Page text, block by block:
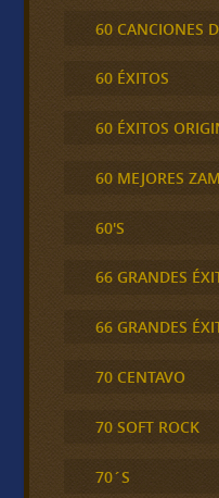
60 CANCIONES
60 ÉXITOS
60 ÉXITOS
60 MEJORES
60'S
66 GRANDES
66 GRANDES
70 CENTAVO
70 SOFT ROCK
70´S